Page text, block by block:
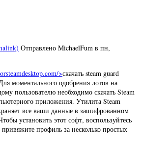
Отправлено MichaelFum в пн,
>скачать steam guard
моментального одобрения лотов на
пользователю необходимо скачать Steam
приложения. Утилита Steam
все ваши данные в зашифрованном
установить этот софт, воспользуйтесь
профиль за несколько простых